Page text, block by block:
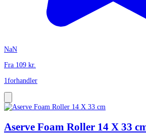
NaN
Fra 109 kr.
1forhandler
Aserve Foam Roller 14 X 33